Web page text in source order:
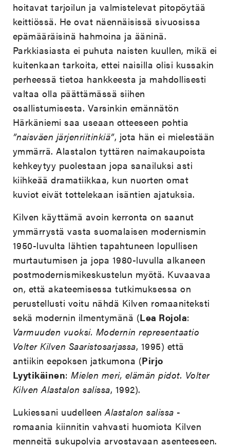
hoitavat tarjoilun ja valmistelevat pitopöytää
keittiössä. He ovat näennäisissä sivuosissa
epämääräisinä hahmoina ja ääninä.
Parkkiasiasta ei puhuta naisten kuullen, mikä ei
kuitenkaan tarkoita, ettei naisilla olisi kussakin
perheessä tietoa hankkeesta ja mahdollisesti
valtaa olla päättämässä siihen
osallistumisesta. Varsinkin emännätön
Härkäniemi saa useaan otteeseen pohtia
”naisväen järjenriitinkiä”, jota hän ei mielestään
ymmärrä. Alastalon tyttären naimakaupoista
kehkeytyy puolestaan jopa sanailuksi asti
kiihkeää dramatiikkaa, kun nuorten omat
kuviot eivät tottelekaan isäntien ajatuksia.
Kilven käyttämä avoin kerronta on saanut
ymmärrystä vasta suomalaisen modernismin
1950-luvulta lähtien tapahtuneen lopullisen
murtautumisen ja jopa 1980-luvulla alkaneen
postmodernismikeskustelun myötä. Kuvaavaa
on, että akateemisessa tutkimuksessa on
perustellusti voitu nähdä Kilven romaaniteksti
sekä modernin ilmentymänä (Lea Rojola:
Varmuuden vuoksi. Modernin representaatio
Volter Kilven Saaristosarjassa, 1995) että
antiikin eepoksen jatkumona (Pirjo
Lyytikäinen:Mielen meri, elämän pidot. Volter
Kilven Alastalon salissa, 1992).
Lukiessani uudelleenAlastalon salissa -
romaania kiinnitin vahvasti huomiota Kilven
menneitä sukupolvia arvostavaan asenteeseen.